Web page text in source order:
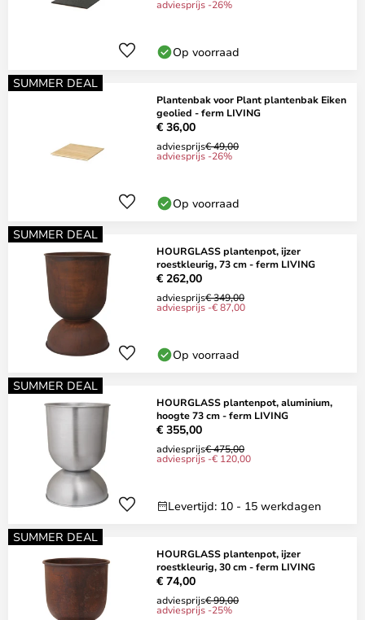
adviesprijs -26%
Op voorraad
SUMMER DEAL
Plantenbak voor Plant plantenbak Eiken
geolied - ferm LIVING
€ 36,00
adviesprijs€ 49,00
adviesprijs -26%
Op voorraad
SUMMER DEAL
HOURGLASS plantenpot, ijzer
roestkleurig, 73 cm - ferm LIVING
€ 262,00
adviesprijs€ 349,00
adviesprijs -€ 87,00
Op voorraad
SUMMER DEAL
HOURGLASS plantenpot, aluminium,
hoogte 73 cm - ferm LIVING
€ 355,00
adviesprijs€ 475,00
adviesprijs -€ 120,00
Levertijd: 10 - 15 werkdagen
SUMMER DEAL
HOURGLASS plantenpot, ijzer
roestkleurig, 30 cm - ferm LIVING
€ 74,00
adviesprijs€ 99,00
adviesprijs -25%